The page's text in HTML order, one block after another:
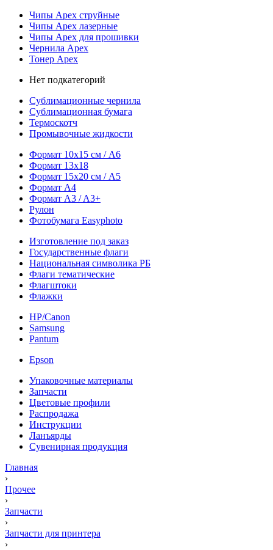
Чипы Apex струйные
Чипы Apex лазерные
Чипы Apex для прошивки
Чернила Apex
Тонер Apex
Нет подкатегорий
Сублимационные чернила
Сублимационная бумага
Термоскотч
Промывочные жидкости
Формат 10х15 см / A6
Формат 13х18
Формат 15х20 см / A5
Формат А4
Формат A3 / A3+
Рулон
Фотобумага Easyphoto
Изготовление под заказ
Государственные флаги
Национальная символика РБ
Флаги тематические
Флагштоки
Флажки
HP/Canon
Samsung
Pantum
Epson
Упаковочные материалы
Запчасти
Цветовые профили
Распродажа
Инструкции
Ланъярды
Сувенирная продукция
Главная
›
Прочее
›
Запчасти
›
Запчасти для принтера
›